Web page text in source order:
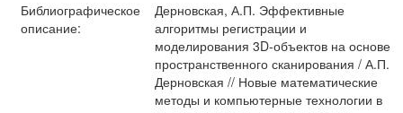
Библиографическое
описание:
Дерновская, А.П. Эффективные
алгоритмы регистрации и
моделирования 3D-объектов на основе
пространственного сканирования / А.П.
Дерновская // Новые математические
методы и компьютерные технологии в